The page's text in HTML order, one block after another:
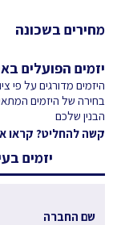
מחירים בשכונה
יזמים הפועלים
היזמים מדורגים על פי
בחירה של היזמים
הבנין שלכם
קשה להחליט? קראו
יזמים
שם החברה